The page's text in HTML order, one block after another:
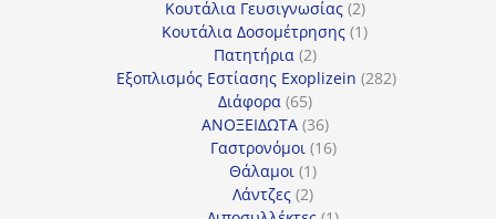
προϊόν
Κουτάλια Γευσιγνωσίας 22
προϊόντα
Κουτάλια Δοσομέτρησης 11
Πατητήρια 22
προϊόντα
Εξοπλισμός Εστίασης Exoplizein 282282
Διάφορα 6565
προϊόντα
ΑΝΟΞΕΙΔΩΤΑ 3636
προϊόντα
Γαστρονόμοι 1616
Θάλαμοι 11
προϊόν
Λάντζες 22